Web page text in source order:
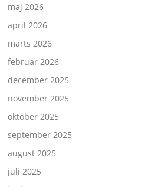
maj 2026
april 2026
marts 2026
februar 2026
december 2025
november 2025
oktober 2025
september 2025
august 2025
juli 2025